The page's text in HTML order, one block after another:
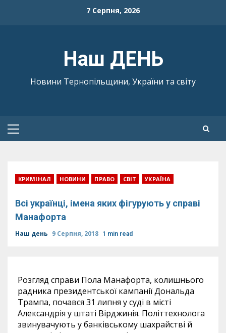
7 Серпня, 2026
Наш ДЕНЬ
Новини Тернопільщини, України та світу
Primary
КРИМІНАЛ НОВИНИ ПРАВО СВІТ УКРАЇНА
Всі українці, імена яких фігурують у справі
Манафорта
Наш день 9 Серпня, 2018 1 min read
Розгляд справи Пола Манафорта, колишнього
радника президентської кампанії Дональда
Трампа, почався 31 липня у суді в місті
Александрія у штаті Вірджинія. Політтехнолога
звинувачують у банківському шахрайстві й